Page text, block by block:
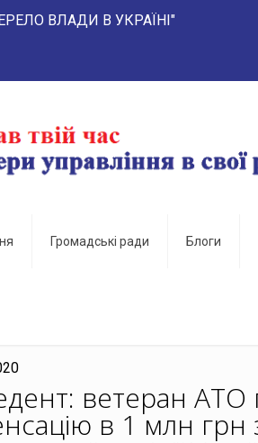
ВЛАДИ В УКРАЇНІ"
Громадські ради Блоги
ветеран АТО
в 1 млн грн